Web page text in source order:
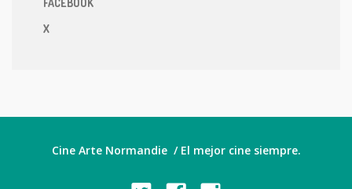
X
Cine Arte Normandie / El mejor cine siempre.